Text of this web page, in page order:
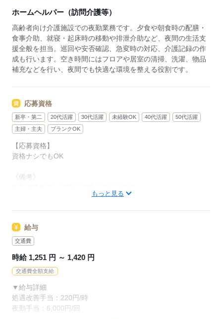
しています。
◆スキルアップも叶う◆
幅広いサービスを展開する当社ならではの強みとし
て、在宅系から入居系まで様々な経験を積むことが可
能。スキルの幅が広がり、介護のプロフェッショナル
い」「将来はマネジメントにも挑戦したい」そんな方
ホームヘルパー（訪問介護等）
高齢者向け介護施設での夜勤業務です。夕食や朝食時の配膳・
食事介助、就寝・起床時の移動や排泄介助など、夜間の生活支
援全般を担当。巡回や安否確認、急変時の対応、介護記録の作
成も行います。空き時間にはフロアや居室の清掃、洗濯、物品
補充などを行い、夜間でも快適な環境を整える役割です。
応募資格
新卒・第二 20代活躍 30代活躍 未経験OK 40代活躍
50代活躍
主婦・主夫
ブランクOK
【応募資格】
資格ナシでもOK
《備考》
※ブランクのある方はもちろん、無資格未経験の方も大歓迎で
現在の就業先で、正社員やフルパート等で週40時間以上就業し
ている場合、
もっと見る
給与
交通費
時給 1,251 円 ～ 1,420 円
交通費全額支給
▼給与詳細
処遇改善手当：220円/時
夜勤手当：6,000円/回